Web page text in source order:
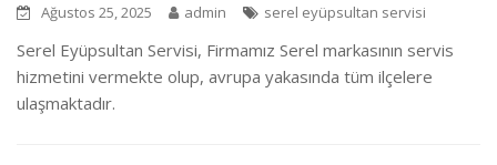
Ağustos 25, 2025 admin serel eyüpsultan servisi
Serel Eyüpsultan Servisi, Firmamız Serel markasının servis
hizmetini vermekte olup, avrupa yakasında tüm ilçelere
ulaşmaktadır.